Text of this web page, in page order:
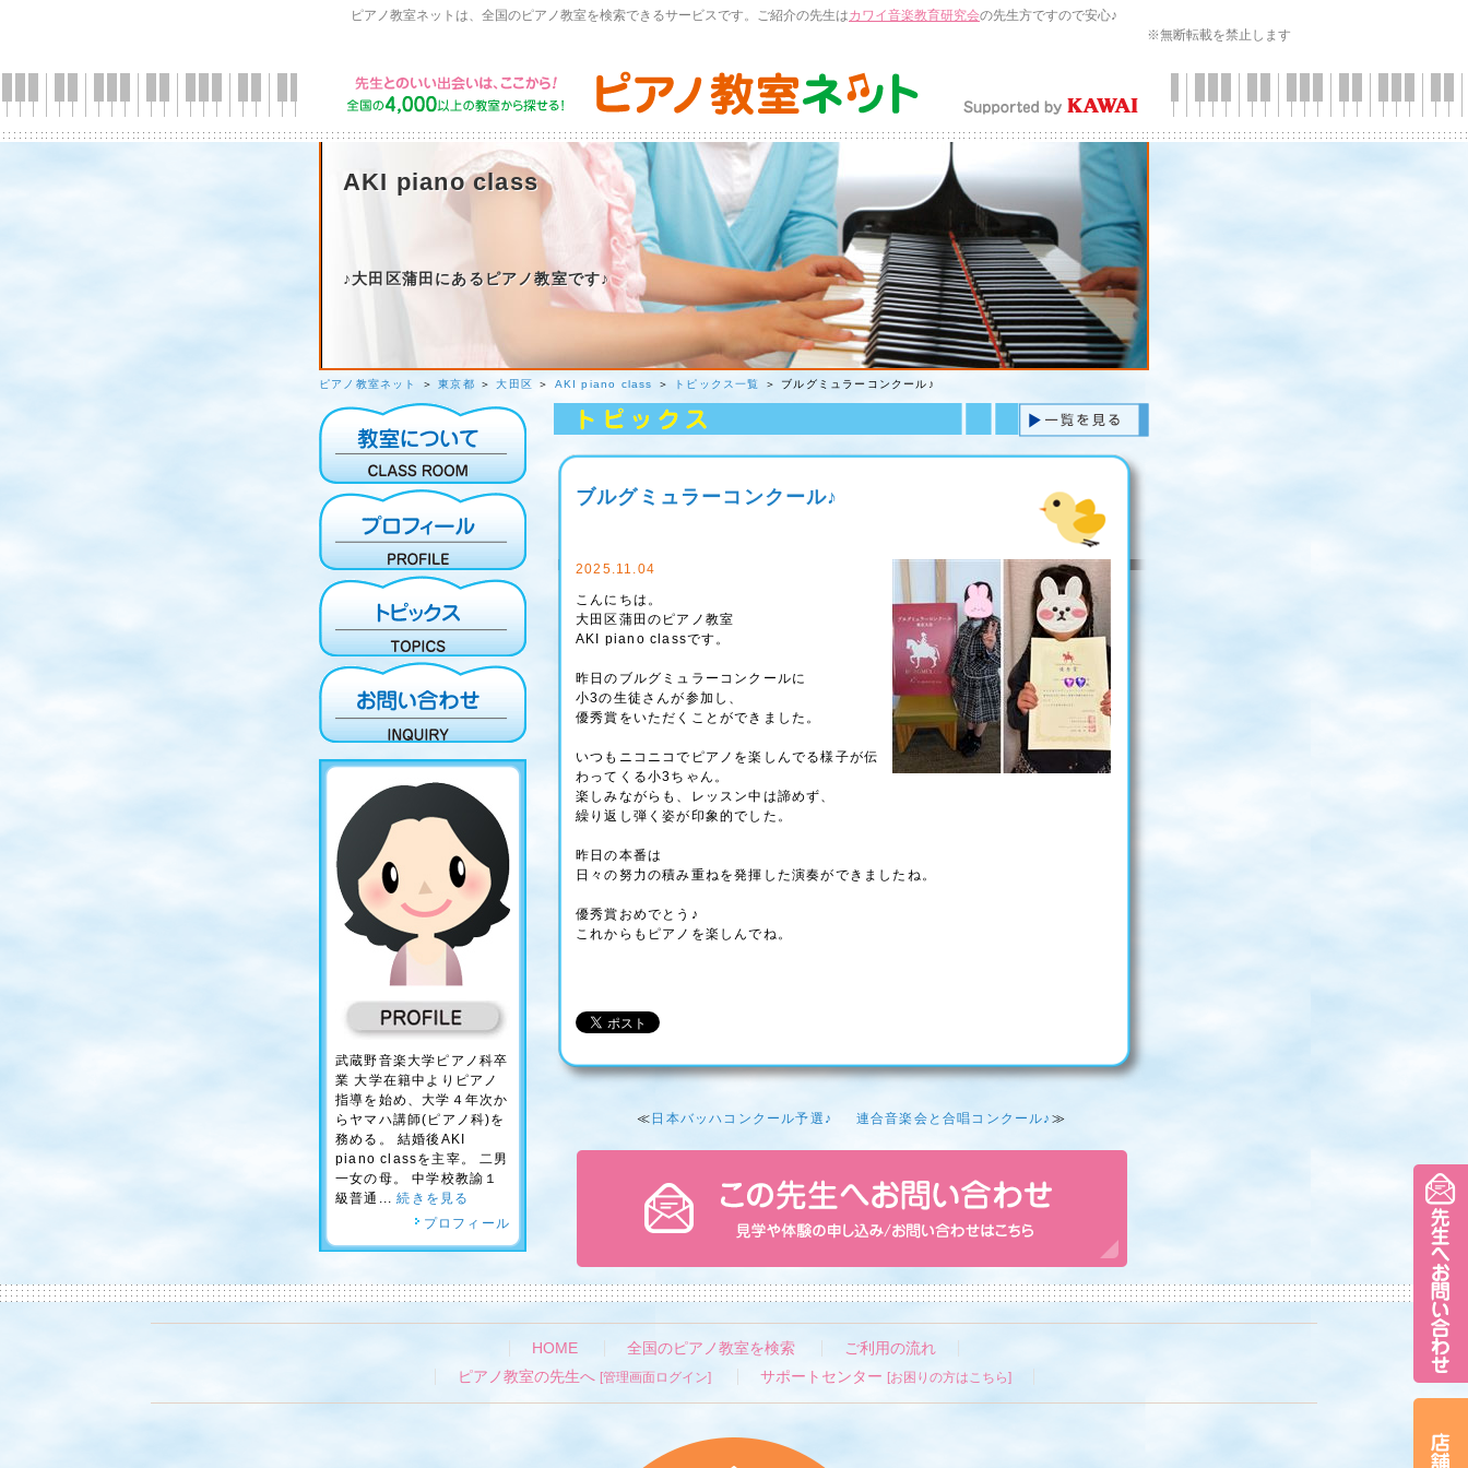
ピアノ教室ネットは、全国のピアノ教室を検索できるサービスです。ご紹介の先生はカワイ音楽教育研究会の先生方ですので安心♪
※無断転載を禁止します
AKI piano class
♪大田区蒲田にあるピアノ教室です♪
ピアノ教室ネット ＞東京都 ＞大田区 ＞ AKI piano class ＞ トピックス一覧 ＞ ブルグミュラーコンクール♪
武蔵野音楽大学ピアノ科卒
業 大学在籍中よりピアノ
指導を始め、大学４年次か
らヤマハ講師(ピアノ科)を
務める。 結婚後AKI
piano classを主宰。 二男
一女の母。 中学校教諭１
級普通...続きを見る
プロフィール
ブルグミュラーコンクール♪
2025.11.04
こんにちは。
大田区蒲田のピアノ教室
AKI piano classです。
昨日のブルグミュラーコンクールに
小3の生徒さんが参加し、
優秀賞をいただくことができました。
いつもニコニコでピアノを楽しんでる様子が伝
わってくる小3ちゃん。
楽しみながらも、レッスン中は諦めず、
繰り返し弾く姿が印象的でした。
昨日の本番は
日々の努力の積み重ねを発揮した演奏ができましたね。
優秀賞おめでとう♪
これからもピアノを楽しんでね。
≪ 日本バッハコンクール予選♪ 連合音楽会と合唱コンクール♪ ≫
HOME 全国のピアノ教室を検索
ご利用の流れ
ピアノ教室の先生へ [管理画面ログイン] サポートセンター [お困りの方はこちら]